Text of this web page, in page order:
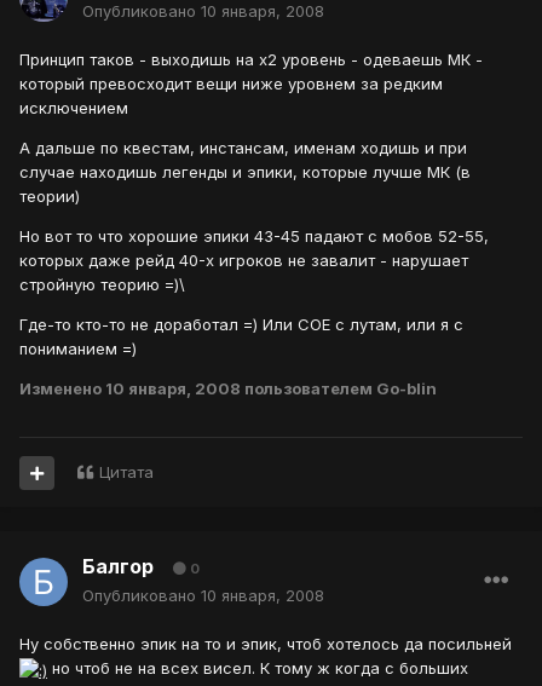
Опубликовано 10 января, 2008
Принцип таков - выходишь на х2 уровень - одеваешь МК -
который превосходит вещи ниже уровнем за редким
исключением
А дальше по квестам, инстансам, именам ходишь и при
случае находишь легенды и эпики, которые лучше МК (в
теории)
Но вот то что хорошие эпики 43-45 падают с мобов 52-55,
которых даже рейд 40-х игроков не завалит - нарушает
стройную теорию =)\
Где-то кто-то не доработал =) Или СОЕ с лутам, или я с
пониманием =)
Изменено 10 января, 2008 пользователем Go-blin
Цитата
Балгор 0
Опубликовано 10 января, 2008
Ну собственно эпик на то и эпик, чтоб хотелось да посильней
но чтоб не на всех висел. К тому ж когда с больших